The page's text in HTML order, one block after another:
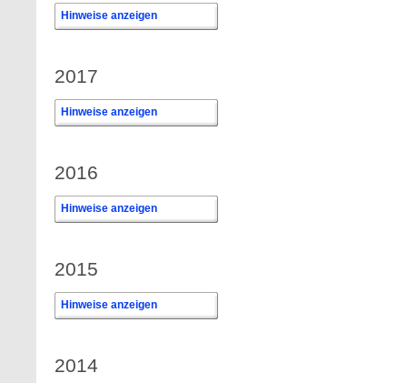
Hinweise anzeigen
2017
Hinweise anzeigen
2016
Hinweise anzeigen
2015
Hinweise anzeigen
2014